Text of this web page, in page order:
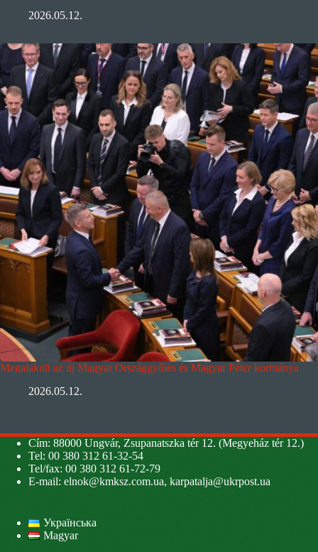
2026.05.12.
Megalakult az új Magyar Országgyűlés és Magyar Péter kormánya
2026.05.12.
Cím: 88000 Ungvár, Zsupanatszka tér 12. (Megyeház tér 12.)
Tel: 00 380 312 61-32-54
Tel/fax: 00 380 312 61-72-79
E-mail: elnok@kmksz.com.ua, karpatalja@ukrpost.ua
Українська
Magyar